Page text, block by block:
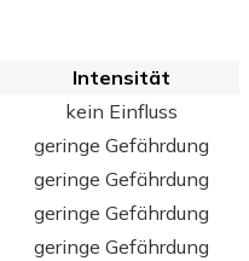
Intensität
kein Einfluss
geringe Gefährdung
geringe Gefährdung
geringe Gefährdung
geringe Gefährdung